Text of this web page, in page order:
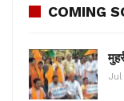
COMING
Jul